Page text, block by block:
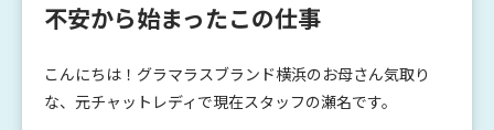
不安から始まったこの仕事
こんにちは！グラマラスブランド横浜のお母さん気取り
な、元チャットレディで現在スタッフの瀬名です。